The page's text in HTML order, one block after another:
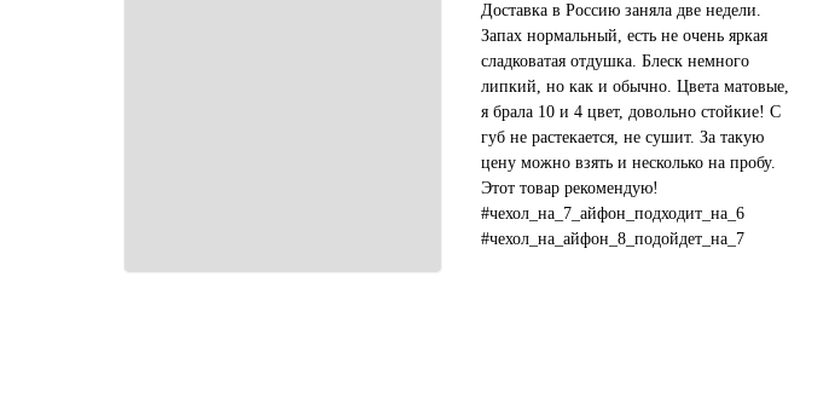
Доставка в Россию заняла две недели.
Запах нормальный, есть не очень яркая
сладковатая отдушка. Блеск немного
липкий, но как и обычно. Цвета матовые,
я брала 10 и 4 цвет, довольно стойкие! С
губ не растекается, не сушит. За такую
цену можно взять и несколько на пробу.
Этот товар рекомендую!
#чехол_на_7_айфон_подходит_на_6
#чехол_на_айфон_8_подойдет_на_7